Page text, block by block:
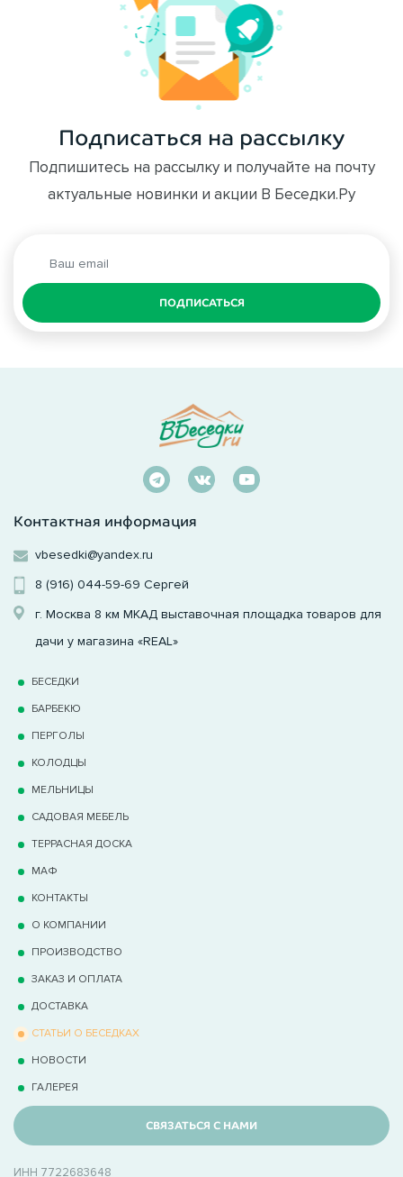
Подписаться на рассылку
Подпишитесь на рассылку и получайте на почту
актуальные новинки и акции В Беседки.Ру
ПОДПИСАТЬСЯ
Контактная информация
vbesedki@yandex.ru
8 (916) 044-59-69 Сергей
г. Москва 8 км МКАД выставочная площадка товаров для
дачи у магазина «REAL»
БЕСЕДКИ
БАРБЕКЮ
ПЕРГОЛЫ
КОЛОДЦЫ
МЕЛЬНИЦЫ
САДОВАЯ МЕБЕЛЬ
ТЕРРАCНАЯ ДОСКА
МАФ
КОНТАКТЫ
О КОМПАНИИ
ПРОИЗВОДСТВО
ЗАКАЗ И ОПЛАТА
ДОСТАВКА
СТАТЬИ О БЕСЕДКАХ
НОВОСТИ
ГАЛЕРЕЯ
СВЯЗАТЬСЯ С НАМИ
ИНН 7722683648